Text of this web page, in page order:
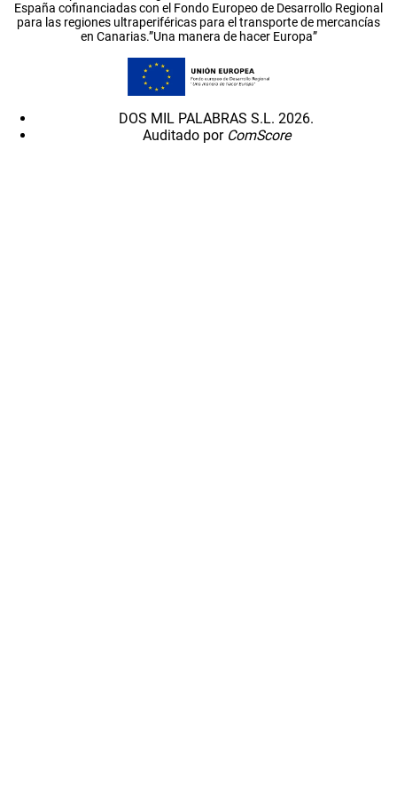
España cofinanciadas con el Fondo Europeo de Desarrollo Regional
para las regiones ultraperiféricas para el transporte de mercancías
en Canarias.”Una manera de hacer Europa”
DOS MIL PALABRAS S.L. 2026.
Auditado por ComScore